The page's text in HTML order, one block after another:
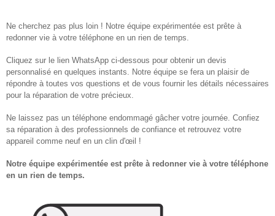
Ne cherchez pas plus loin ! Notre équipe expérimentée est prête à
redonner vie à votre téléphone en un rien de temps.
Cliquez sur le lien WhatsApp ci-dessous pour obtenir un devis
personnalisé en quelques instants. Notre équipe se fera un plaisir de
répondre à toutes vos questions et de vous fournir les détails nécessaires
pour la réparation de votre précieux.
Ne laissez pas un téléphone endommagé gâcher votre journée. Confiez
sa réparation à des professionnels de confiance et retrouvez votre
appareil comme neuf en un clin d'œil !
Notre équipe expérimentée est prête à redonner vie à votre téléphone
en un rien de temps.